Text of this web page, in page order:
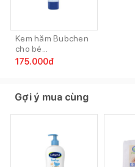
Kem hăm Bubchen
cho bé...
175.000đ
Gợi ý mua cùng